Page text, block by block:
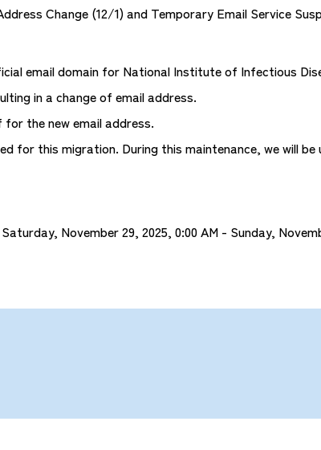
Change (12/1) and Temporary Email Service
email domain for National Institute of Infectious
in a change of email address.
the new email address.
for this migration. During this maintenance, we will
November 29, 2025, 0:00 AM - Sunday,